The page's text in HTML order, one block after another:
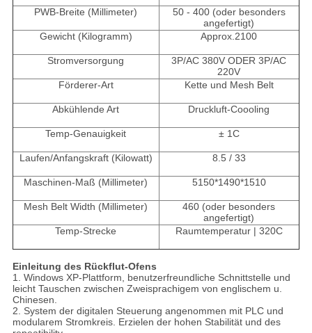
PWB-Breite (Millimeter) 50 - 400 (oder besonders
angefertigt)
Gewicht (Kilogramm)
Approx.2100
Stromversorgung
3P/AC 380V ODER 3P/AC
220V
Förderer-Art
Kette und Mesh Belt
Abkühlende Art Druckluft-Coooling
Temp-Genauigkeit ± 1C
Laufen/Anfangskraft (Kilowatt) 8.5 / 33
Maschinen-Maß (Millimeter) 5150*1490*1510
Mesh Belt Width (Millimeter)
460 (oder besonders
angefertigt)
Temp-Strecke
Raumtemperatur | 320C
Einleitung des Rückflut-Ofens
1. Windows XP-Plattform, benutzerfreundliche Schnittstelle und
leicht Tauschen zwischen Zweisprachigem von englischem u.
Chinesen.
2. System der digitalen Steuerung angenommen mit PLC und
modularem Stromkreis. Erzielen der hohen Stabilität und des